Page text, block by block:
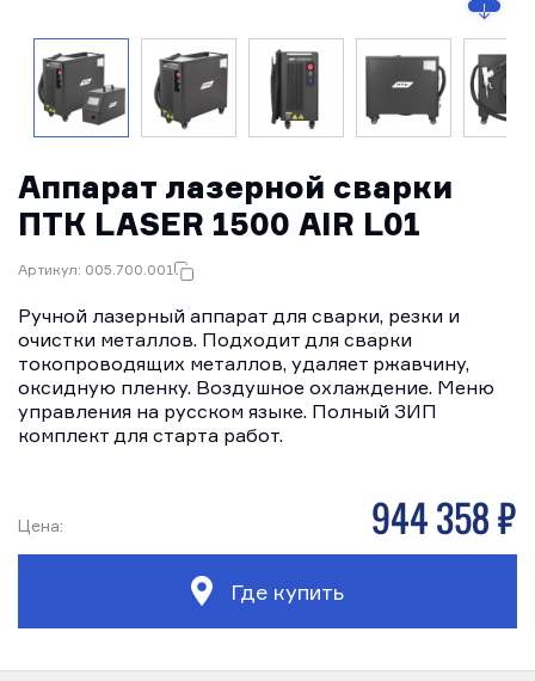
Аппарат лазерной сварки
ПТК LASER 1500 AIR L01
Артикул: 005.700.001
Ручной лазерный аппарат для сварки, резки и
очистки металлов. Подходит для сварки
токопроводящих металлов, удаляет ржавчину,
оксидную пленку. Воздушное охлаждение. Меню
управления на русском языке. Полный ЗИП
комплект для старта работ.
Цена: 944 358 р
Где купить